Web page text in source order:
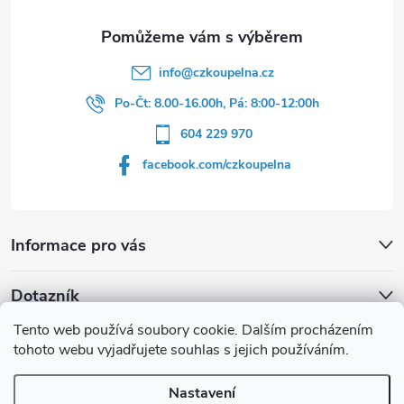
Tento web používá soubory cookie. Dalším procházením
tohoto webu vyjadřujete souhlas s jejich používáním.
Nastavení
Informace pro vás
info@czkoupelna.cz
Po-Čt: 8.00-16.00h, Pá: 8:00-12:00h
604 229 970
facebook.com/czkoupelna
Dotazník
Líbí se vám u sprchového koutu rám barvě
Počet hlasů:149